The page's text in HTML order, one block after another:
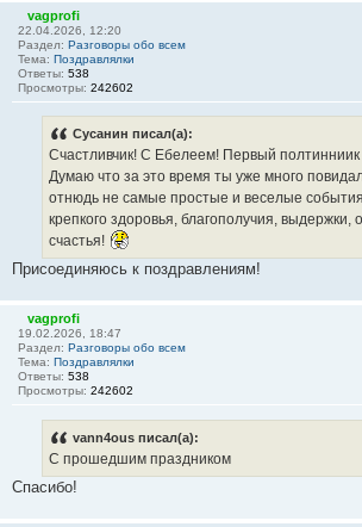
vagprofi
22.04.2026, 12:20
Раздел: Разговоры обо всем
Тема: Поздравлялки
Ответы: 538
Просмотры: 242602
Сусанин писал(а):
Счастливчик! С Ебелеем! Первый полтинниик
Думаю что за это время ты уже много
отнюдь не самые простые и веселые
крепкого здоровья, благополучия, выдержки,
счастья!
Присоединяюсь к поздравлениям!
vagprofi
19.02.2026, 18:47
Раздел: Разговоры обо всем
Тема: Поздравлялки
Ответы: 538
Просмотры: 242602
vann4ous писал(а):
С прошедшим праздником
Спасибо!